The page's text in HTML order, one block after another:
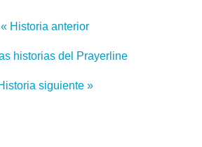
« Historia anterior
historias del Prayerline
siguiente »